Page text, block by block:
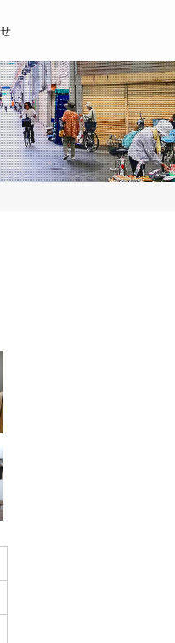
店街、京阪商店